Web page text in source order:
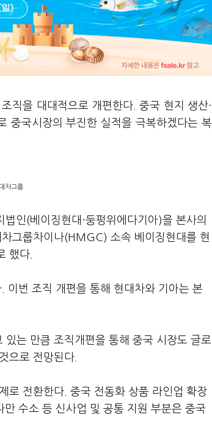
직을 대대적으로 개편한다. 중국 현지 생산·
중국시장의 부진한 실적을 극복하겠다는 복
차그룹
인(베이징현대·둥펑위에다기아)을 본사의
그룹차이나(HMGC) 소속 베이징현대를 현
했다.
이번 조직 개편을 통해 현대차와 기아는 본
는 만큼 조직개편을 통해 중국 시장도 글로
으로 전망된다.
로 전환한다. 중국 전동화 상품 라인업 확장
수소 등 신사업 및 공통 지원 부분은 중국